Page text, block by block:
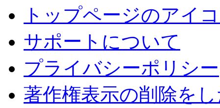
トップページのアイ
サポートについて
プライバシーポリシー
著作権表示の削除を